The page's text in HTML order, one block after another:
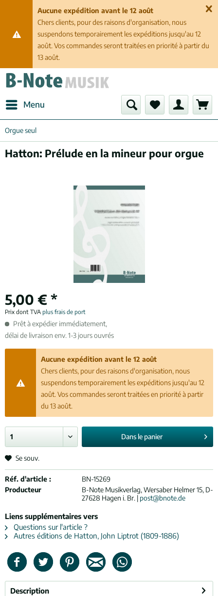
Aucune expédition avant le 12 août
Chers clients, pour des raisons d'organisation, nous
suspendons temporairement les expéditions jusqu'au 12
août. Vos commandes seront traitées en priorité à partir du
13 août.
Menu
Orgue seul
Hatton: Prélude en la mineur pour orgue
5,00 € *
Prix dont TVA plus frais de port
Prêt à expédier immédiatement,
délai de livraison env. 1-3 jours ouvrés
Aucune expédition avant le 12 août
Chers clients, pour des raisons d'organisation, nous
suspendons temporairement les expéditions jusqu'au 12
août. Vos commandes seront traitées en priorité à partir
du 13 août.
Dans le panier
Se souv.
Réf. d'article :
BN-15269
Producteur
B-Note Musikverlag, Wersaber Helmer 15, D-
27628 Hagen i. Br. | post@bnote.de
Liens supplémentaires vers
Questions sur l'article ?
Autres éditions de Hatton, John Liptrot (1809-1886)
Description